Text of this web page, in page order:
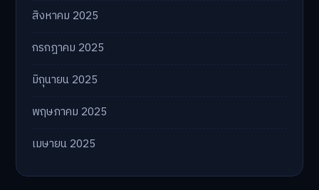
สิงหาคม 2025
กรกฎาคม 2025
มิถุนายน 2025
พฤษภาคม 2025
เมษายน 2025